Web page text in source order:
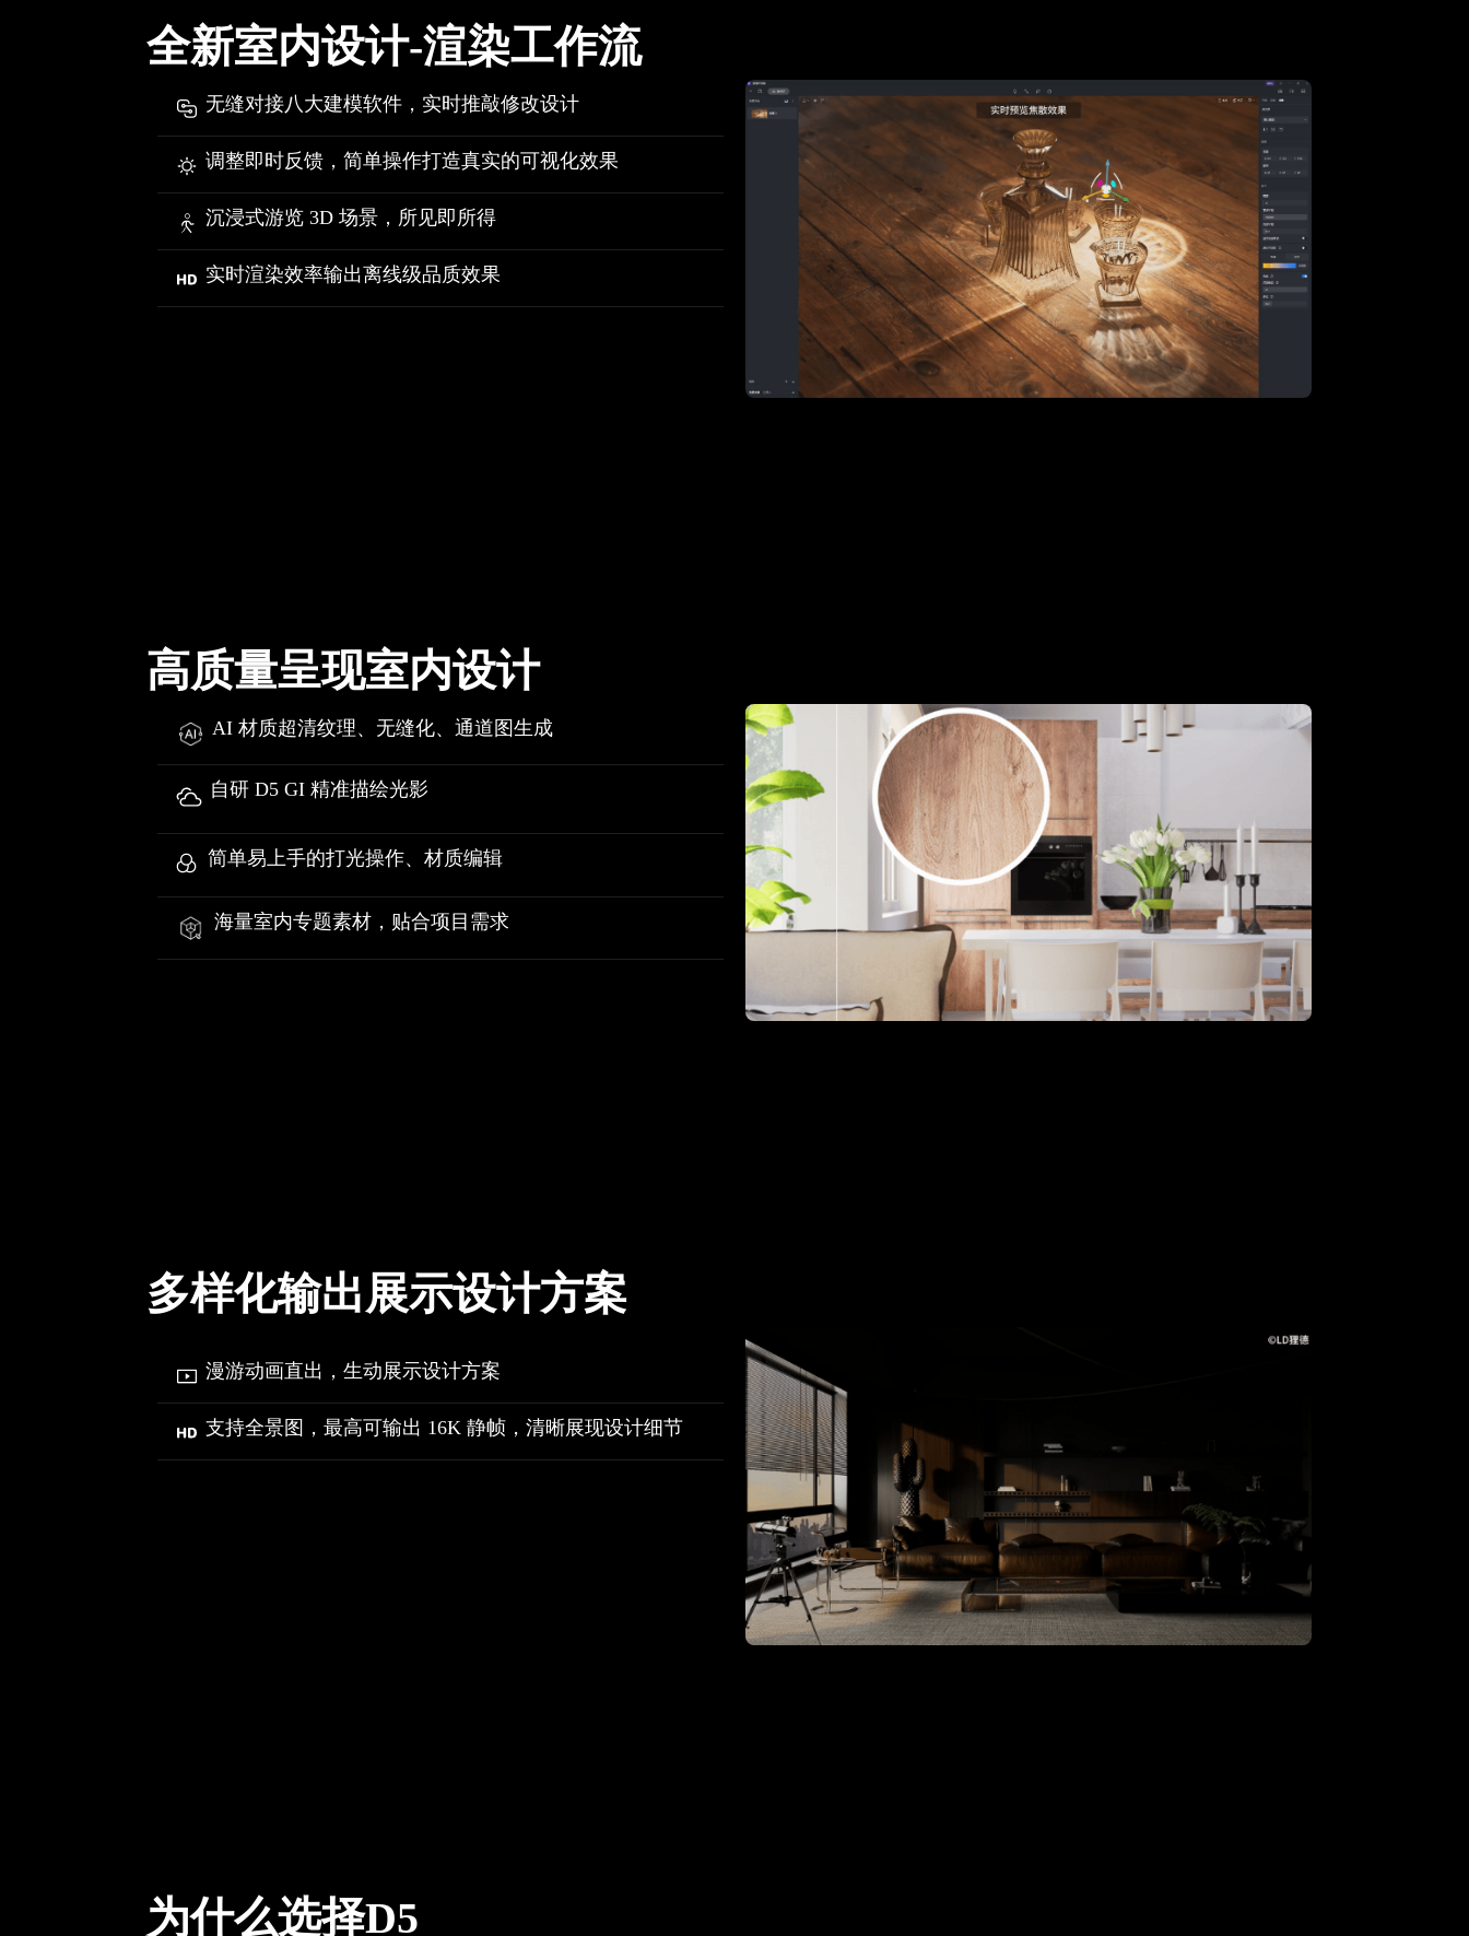
全新室内设计-渲染工作流
无缝对接八大建模软件，实时推敲修改设计
调整即时反馈，简单操作打造真实的可视化效果
沉浸式游览 3D 场景，所见即所得
实时渲染效率输出离线级品质效果
高质量呈现室内设计
AI 材质超清纹理、无缝化、通道图生成
自研 D5 GI 精准描绘光影
简单易上手的打光操作、材质编辑
海量室内专题素材，贴合项目需求
多样化输出展示设计方案
漫游动画直出，生动展示设计方案
支持全景图，最高可输出 16K 静帧，清晰展现设计细节
为什么选择D5